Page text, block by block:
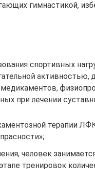
гимнастикой,
спортивных
активностью,
при лечении
терапии
человек
тренировок